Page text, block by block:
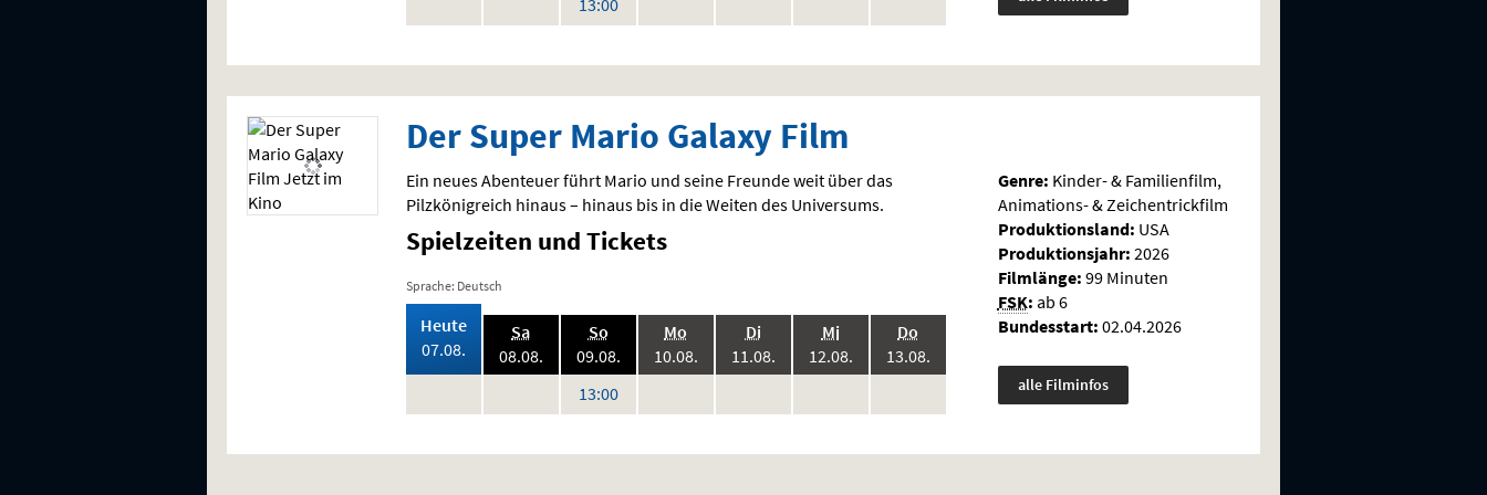
VorstellungenVorstellungen
VorstellungenVorstellungenVorstellungenVorstellungen
Der Super Mario Galaxy Film
Ein neues Abenteuer führt Mario und seine Freunde weit über das
Pilzkönigreich hinaus – hinaus bis in die Weiten des Universums.
Spielzeiten und Tickets
Sprache: Deutsch
Heute,
07.08. 2026:
Vorstellungen
Sa.,
08.08. 2026:
Vorstellungen
So.,
09.08. 2026:
13:00Uhr
Mo
10.08. 2026:
Vorstellungen
Di.,
11.08. 2026:
Vorstellungen
Mi.,
12.08. 2026:
Vorstellungen
Do
13.08.
Vorstellungen
Genre: Kinder- & Familienfilm,
Animations- & Zeichentrickfilm
Produktionsland: USA
Produktionsjahr: 2026
Filmlänge: 99 Minuten
FSK: ab 6
Bundesstart: 02.04.2026
alle Filminfos